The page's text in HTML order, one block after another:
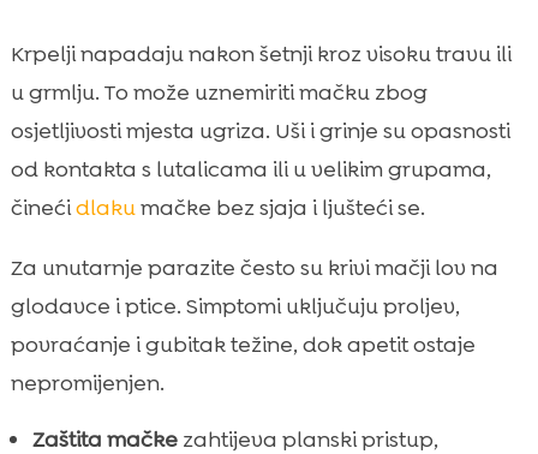
Krpelji napadaju nakon šetnji kroz visoku travu ili
u grmlju. To može uznemiriti mačku zbog
osjetljivosti mjesta ugriza. Uši i grinje su opasnosti
od kontakta s lutalicama ili u velikim grupama,
činećidlakumačke bez sjaja i ljušteći se.
Za unutarnje parazite često su krivi mačji lov na
glodavce i ptice. Simptomi uključuju proljev,
povraćanje i gubitak težine, dok apetit ostaje
nepromijenjen.
Zaštita mačkezahtijeva planski pristup,